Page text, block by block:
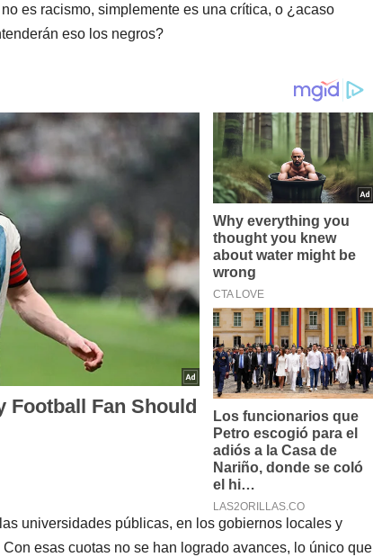
es racismo, simplemente es una crítica, o ¿acaso
eso los negros?
universidades públicas, en los gobiernos locales y
esas cuotas no se han logrado avances, lo único que